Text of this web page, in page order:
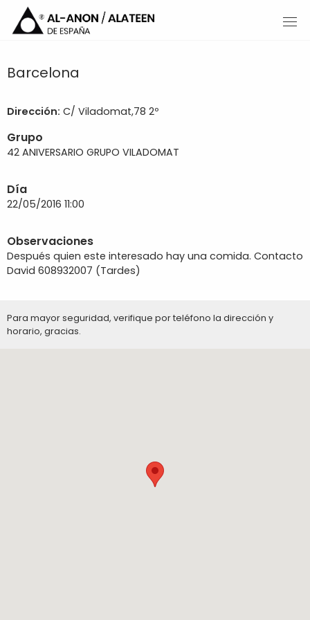
Barcelona
Dirección: C/ Viladomat,78 2º
Grupo
42 ANIVERSARIO GRUPO VILADOMAT
Día
22/05/2016 11:00
Observaciones
Después quien este interesado hay una comida. Contacto
David 608932007 (Tardes)
Para mayor seguridad, verifique por teléfono la dirección y
horario, gracias.